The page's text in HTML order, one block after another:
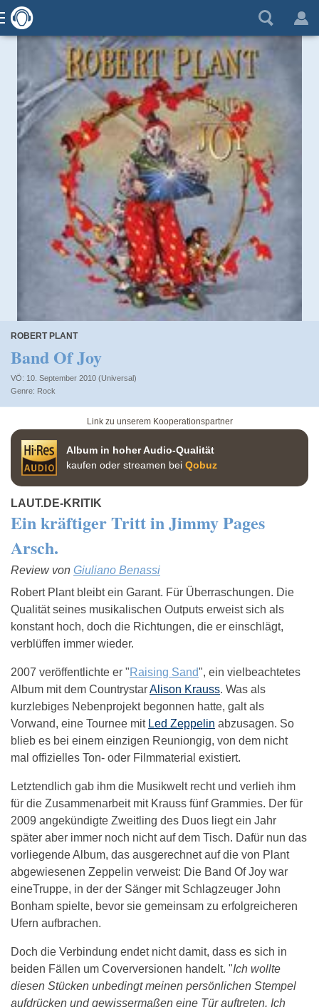
ROBERT PLANT
Band Of Joy
VÖ: 10. September 2010 (Universal)
Rock
Link zu unserem Kooperationspartner
Album in hoher Audio-Qualität
kaufen oder streamen bei Qobuz
LAUT.DE-KRITIK
Ein kräftiger Tritt in Jimmy Pages
Arsch.
Review von Giuliano Benassi
Robert Plant bleibt ein Garant. Für Überraschungen. Die
Qualität seines musikalischen Outputs erweist sich als
konstant hoch, doch die Richtungen, die er einschlägt,
verblüffen immer wieder.
2007 veröffentlichte er "Raising Sand", ein vielbeachtetes
Album mit dem CountrystarAlison Krauss. Was als
kurzlebiges Nebenprojekt begonnen hatte, galt als
Vorwand, eine Tournee mit Led Zeppelin abzusagen. So
blieb es bei einem einzigen Reuniongig, von dem nicht
mal offizielles Ton- oder Filmmaterial existiert.
Letztendlich gab ihm die Musikwelt recht und verlieh ihm
für die Zusammenarbeit mit Krauss fünf Grammies. Der für
2009 angekündigte Zweitling des Duos liegt ein Jahr
später aber immer noch nicht auf dem Tisch. Dafür nun das
vorliegende Album, das ausgerechnet auf die von Plant
abgewiesenen Zeppelin verweist: Die Band Of Joy war
eineTruppe, in der der Sänger mit Schlagzeuger John
Bonham spielte, bevor sie gemeinsam zu erfolgreicheren
Ufern aufbrachen.
Doch die Verbindung endet nicht damit, dass es sich in
beiden Fällen um Coverversionen handelt. "Ich wollte
diesen Stücken unbedingt meinen persönlichen Stempel
aufdrücken und gewissermaßen eine Tür auftreten. Ich